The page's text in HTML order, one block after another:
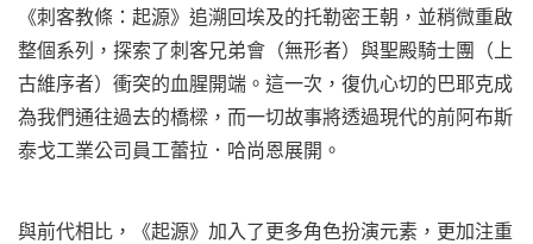
《刺客教條：起源》追溯回埃及的托勒密王朝，並稍微重啟
整個系列，探索了刺客兄弟會（無形者）與聖殿騎士團（上
古維序者）衝突的血腥開端。這一次，復仇心切的巴耶克成
為我們通往過去的橋樑，而一切故事將透過現代的前阿布斯
泰戈工業公司員工蕾拉．哈尚恩展開。
與前代相比，《起源》加入了更多角色扮演元素，更加注重